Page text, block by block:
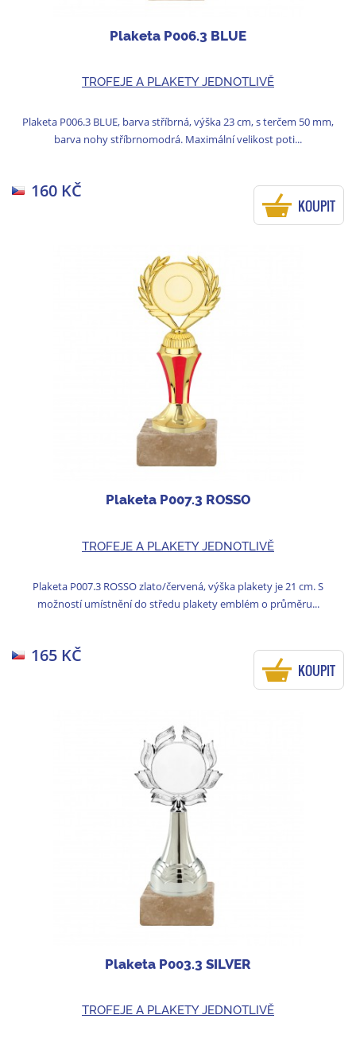
Plaketa P006.3 BLUE
TROFEJE A PLAKETY JEDNOTLIVĚ
Plaketa P006.3 BLUE, barva stříbrná, výška 23 cm, s terčem 50 mm,
barva nohy stříbrnomodrá. Maximální velikost poti...
160 KČ
KOUPIT
Plaketa P007.3 ROSSO
TROFEJE A PLAKETY JEDNOTLIVĚ
Plaketa P007.3 ROSSO zlato/červená, výška plakety je 21 cm. S
možností umístnění do středu plakety emblém o průměru...
165 KČ
KOUPIT
Plaketa P003.3 SILVER
TROFEJE A PLAKETY JEDNOTLIVĚ